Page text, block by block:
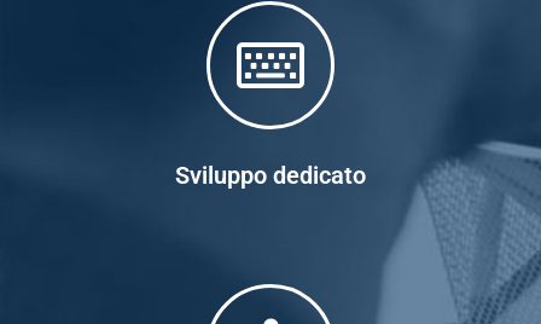
Sviluppo dedicato